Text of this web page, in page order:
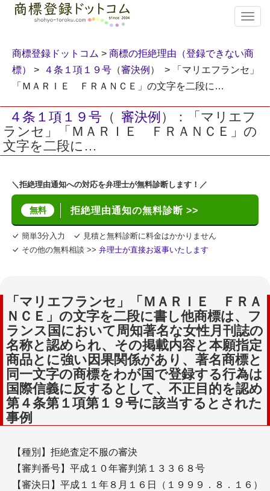
T
o
g
l
e
v
i
g
商標登録ドットコム > 商標の拒絶理由（登録できない商
標）
> ４条１項１９号 （審決例 ） > 「マリエフランセ」
「ＭＡＲＩＥ ＦＲＡＮＣＥ」の文字を二段に…
４条１項１９号 （ 審決例 ）：「マリエフ
ランセ」「ＭＡＲＩＥ ＦＲＡＮＣＥ」の
文字を二段に…
＼拒絶理由通知への対応を弁理士が無料診断します！／
無料 拒絶理由通知の無料診断 >>
簡単3分入力
見積と無料診断に料金はかかりません
その他の無料相談 >> 弁理士が直接お返事いたします
「マリエフランセ」「ＭＡＲＩＥ ＦＲＡ
ＮＣＥ」の文字を二段に書し他商標は、フ
ランス国において周知著名な女性月刊誌の
名称と認められ、その掲載内容と本願指定
商品とに強い因果関係があり、著名商標と
同一文字の商標をわが国で登録する行為は
国際信義に反するとして、不正目的を認め
第４条第１項第１９号に該当するとされた
事例
【種別】拒絶査定不服の審決
【審判番号】平成１０年審判第１３３６８号
【審決日】平成１１年８月１６日（１９９９．８．１６）